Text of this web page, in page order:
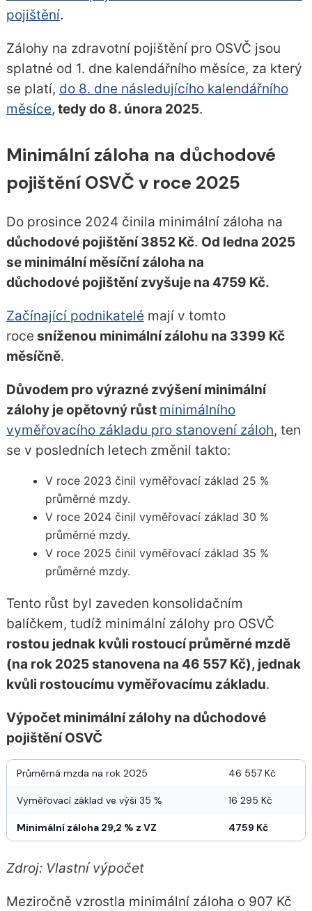
pojištění.
Zálohy na zdravotní pojištění pro OSVČ jsou
splatné od 1. dne kalendářního měsíce, za který
se platí, do 8. dne následujícího kalendářního
měsíce, tedy do 8. února 2025.
Minimální záloha na důchodové
pojištění OSVČ v roce 2025
Do prosince 2024 činila minimální záloha na
důchodové pojištění 3852 Kč. Od ledna 2025
se minimální měsíční záloha na
důchodové pojištění zvyšuje na 4759 Kč.
Začínající podnikatelé mají v tomto
roce sníženou minimální zálohu na 3399 Kč
měsíčně.
Důvodem pro výrazné zvýšení minimální
zálohy je opětovný růst minimálního
vyměřovacího základu pro stanovení záloh, ten
se v posledních letech změnil takto:
V roce 2023 činil vyměřovací základ 25 %
průměrné mzdy.
V roce 2024 činil vyměřovací základ 30 %
průměrné mzdy.
V roce 2025 činil vyměřovací základ 35 %
průměrné mzdy.
Tento růst byl zaveden konsolidačním
balíčkem, tudíž minimální zálohy pro OSVČ
rostou jednak kvůli rostoucí průměrné mzdě
(na rok 2025 stanovena na 46 557 Kč), jednak
kvůli rostoucímu vyměřovacímu základu.
Výpočet minimální zálohy na důchodové
pojištění OSVČ
Průměrná mzda na rok 2025 46 557 Kč
Vyměřovací základ ve výši 35 % 16 295 Kč
Minimální záloha 29,2 % z VZ 4759 Kč
Zdroj: Vlastní výpočet
Meziročně vzrostla minimální záloha o 907 Kč